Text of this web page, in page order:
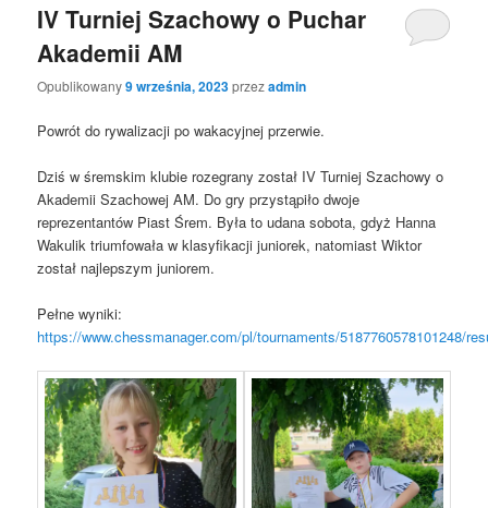
IV Turniej Szachowy o Puchar
Akademii AM
Opublikowany9 września, 2023przezadmin
Powrót do rywalizacji po wakacyjnej przerwie.
Dziś w śremskim klubie rozegrany został IV Turniej Szachowy o
Akademii Szachowej AM. Do gry przystąpiło dwoje
reprezentantów Piast Śrem. Była to udana sobota, gdyż Hanna
Wakulik triumfowała w klasyfikacji juniorek, natomiast Wiktor
został najlepszym juniorem.
Pełne wyniki:
https://www.chessmanager.com/pl/tournaments/5187760578101248/